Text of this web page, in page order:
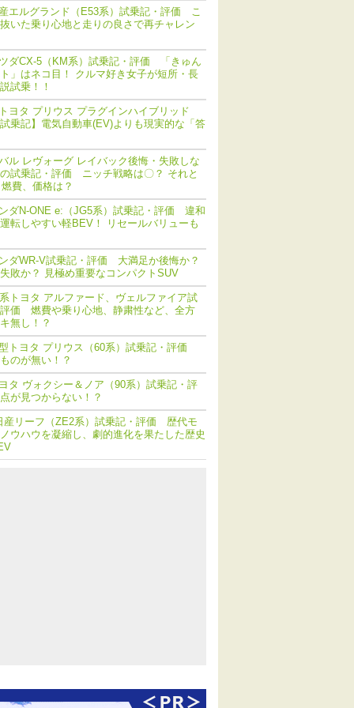
エルグランド（E53系）試乗記・評価 こ
いた乗り心地と走りの良さで再チャレン
ダCX-5（KM系）試乗記・評価 「きゅん
」はネコ目！ クルマ好き女子が短所・長
試乗！！
ヨタ プリウス プラグインハイブリッド
乗記】電気自動車(EV)よりも現実的な「答
ル レヴォーグ レイバック後悔・失敗しな
試乗記・評価 ニッチ戦略は〇？ それと
費、価格は？
ダN-ONE e:（JG5系）試乗記・評価 違和
転しやすい軽BEV！ リセールバリューも
ダWR-V試乗記・評価 大満足か後悔か？
敗か？ 見極め重要なコンパクトSUV
トヨタ アルファード、ヴェルファイア試
価 燃費や乗り心地、静粛性など、全方
無し！？
トヨタ プリウス（60系）試乗記・評価
のが無い！？
タ ヴォクシー＆ノア（90系）試乗記・評
が見つからない！？
産リーフ（ZE2系）試乗記・評価 歴代モ
ウハウを凝縮し、劇的進化を果たした歴史